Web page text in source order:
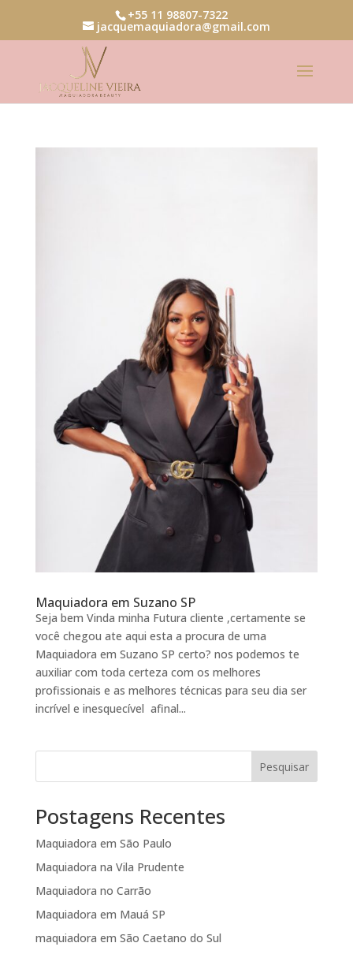
+55 11 98807-7322
jacquemaquiadora@gmail.com
Maquiadora em Suzano SP
Seja bem Vinda minha Futura cliente ,certamente se
você chegou ate aqui esta a procura de uma
Maquiadora em Suzano SP certo? nos podemos te
auxiliar com toda certeza com os melhores
profissionais e as melhores técnicas para seu dia ser
incrível e inesquecível afinal...
Pesquisar
Postagens Recentes
Maquiadora em São Paulo
Maquiadora na Vila Prudente
Maquiadora no Carrão
Maquiadora em Mauá SP
maquiadora em São Caetano do Sul